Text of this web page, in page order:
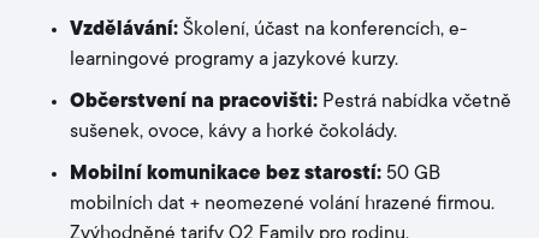
Vzdělávání: Školení, účast na konferencích, e-
learningové programy a jazykové kurzy.
Občerstvení na pracovišti: Pestrá nabídka včetně
sušenek, ovoce, kávy a horké čokolády.
Mobilní komunikace bez starostí: 50 GB
mobilních dat + neomezené volání hrazené firmou.